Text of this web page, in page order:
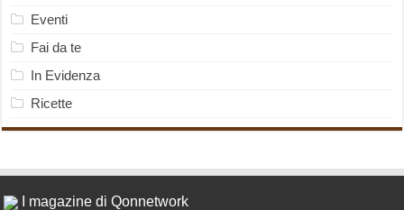
Eventi
Fai da te
In Evidenza
Ricette
I magazine di Qonnetwork